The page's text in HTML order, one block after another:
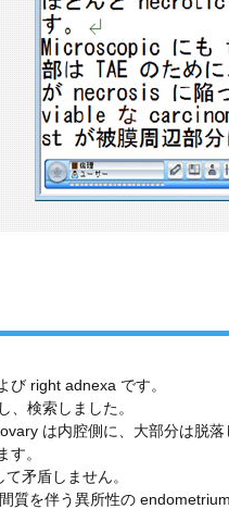
び right adnexa です。
、検索しました。
は内腔側に、大部分は脱
。
矛盾しません。
質を伴う異所性の